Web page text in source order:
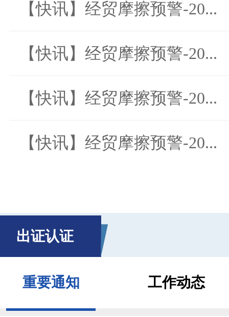
【快讯】经贸摩擦预警-20...
【快讯】经贸摩擦预警-20...
【快讯】经贸摩擦预警-20...
【快讯】经贸摩擦预警-20...
出证认证
重要通知 工作动态